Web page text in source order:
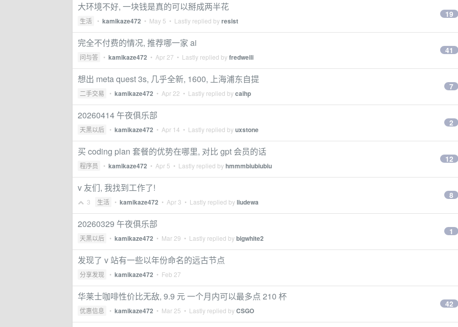
大环境不好, 一块钱是真的可以掰成两半花
生活 • kamikaze472 • May 5 • Lastly replied byresist
19
完全不付费的情况, 推荐哪一家 ai
问与答 • kamikaze472 • Apr 27 • Lastly replied byfredweili
41
想出 meta quest 3s, 几乎全新, 1600, 上海浦东自提
二手交易 • kamikaze472 • Apr 22 • Lastly replied bycaihp
7
20260414 午夜俱乐部
天黑以后 • kamikaze472 • Apr 14 • Lastly replied byuxstone
2
买 coding plan 套餐的优势在哪里, 对比 gpt 会员的话
程序员 • kamikaze472 • Apr 5 • Lastly replied byhmmmbiubiubiu
12
v 友们, 我找到工作了!
3 生活 • kamikaze472 • Apr 3 • Lastly replied byliudewa
8
20260329 午夜俱乐部
天黑以后 • kamikaze472 • Mar 29 • Lastly replied bybigwhite2
1
发现了 v 站有一些以年份命名的远古节点
分享发现 • kamikaze472 • Feb 27
华莱士咖啡性价比无敌, 9.9 元 一个月内可以最多点 210 杯
优惠信息 • kamikaze472 • Mar 25 • Lastly replied byCSGO
42